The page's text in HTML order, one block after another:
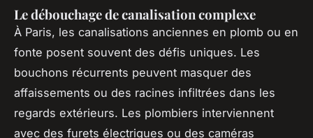
Le débouchage de canalisation complexe
À Paris, les canalisations anciennes en plomb ou en
fonte posent souvent des défis uniques. Les
bouchons récurrents peuvent masquer des
affaissements ou des racines infiltrées dans les
regards extérieurs. Les plombiers interviennent
avec des furets électriques ou des caméras